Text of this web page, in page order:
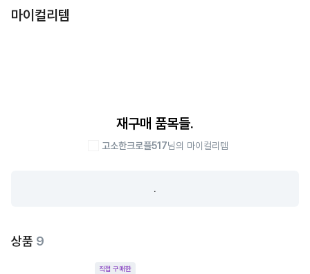
마이컬리템
재구매 품목들.
고소한크로플517님의 마이컬리템
.
상품 9
직접 구매한